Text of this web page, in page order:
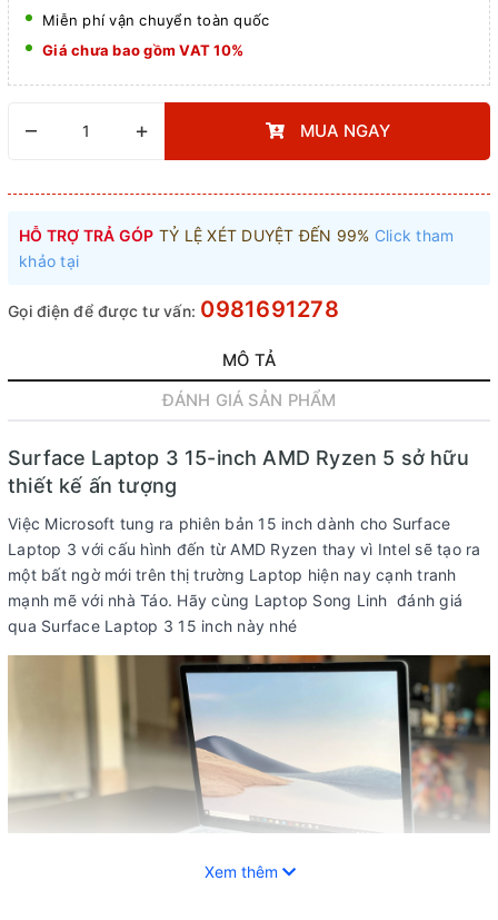
Miễn phí vận chuyển toàn quốc
Giá chưa bao gồm VAT 10%
– + MUA NGAY
HỖ TRỢ TRẢ GÓP TỶ LỆ XÉT DUYỆT ĐẾN 99% Click tham
khảo tại
Gọi điện để được tư vấn: 0981691278
MÔ TẢ
ĐÁNH GIÁ SẢN PHẨM
Surface Laptop 3 15-inch AMD Ryzen 5 sở hữu
thiết kế ấn tượng
Việc Microsoft tung ra phiên bản 15 inch dành cho Surface
Laptop 3 với cấu hình đến từ AMD Ryzen thay vì Intel sẽ tạo ra
một bất ngờ mới trên thị trường Laptop hiện nay cạnh tranh
mạnh mẽ với nhà Táo. Hãy cùng Laptop Song Linh đánh giá
qua Surface Laptop 3 15 inch này nhé
Xem thêm